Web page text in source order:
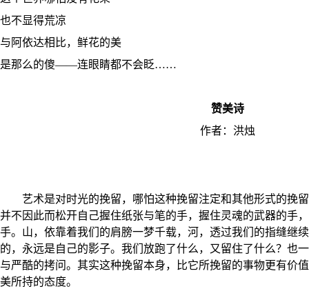
也不显得荒凉
与阿依达相比，鲜花的美
是那么的傻——连眼睛都不会眨……
赞美诗
作者：洪烛
艺术是对时光的挽留，哪怕这种挽留注定和其他形式的挽
并不因此而松开自己握住纸张与笔的手，握住灵魂的武器的手
手。山，依靠着我们的肩膀一梦千载，河，透过我们的指缝继
的，永远是自己的影子。我们放跑了什么，又留住了什么？也
与严酷的拷问。其实这种挽留本身，比它所挽留的事物更有价
美所持的态度。